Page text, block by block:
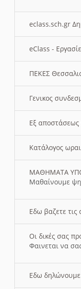
eclass.sch.gr
eClass -
ΠΕΚΕΣ
Γενικος
Εξ αποστάσεως
Κατάλογος
ΜΑΘΗΜΑΤΑ
Μαθαίνουμε
Εδω βαζετε τις
Οι δικές σας
Φαινεται να
Εδω